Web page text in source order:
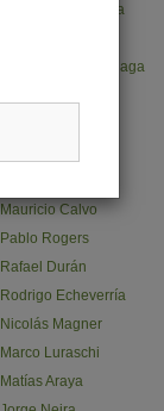
Claudio Salvatierra
Constanza Olalquiaga
Mauricio Calvo
Pablo Rogers
Rafael Durán
Rodrigo Echeverría
Nicolás Magner
Marco Luraschi
Matías Araya